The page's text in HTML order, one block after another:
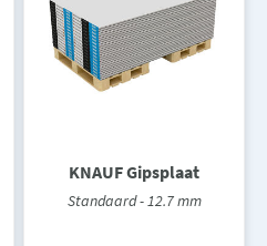
KNAUF Gipsplaat
Standaard - 12.7 mm